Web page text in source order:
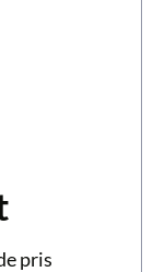
pris